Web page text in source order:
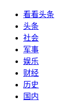
看看头条
头条
社会
军事
娱乐
财经
历史
国内